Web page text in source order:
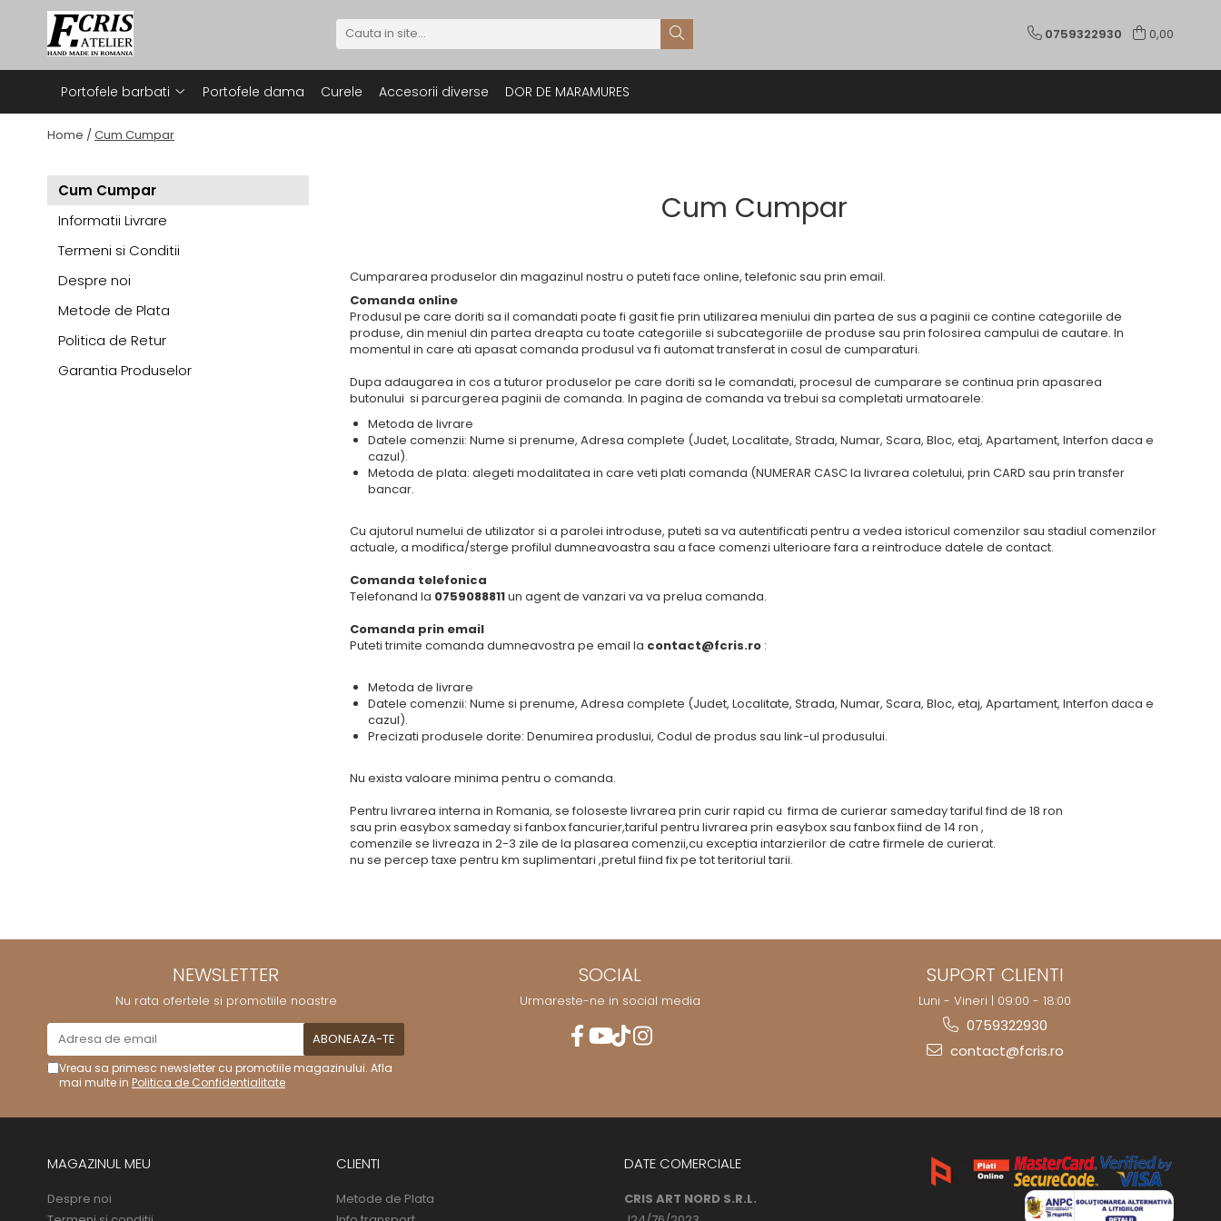
Portofele barbati
Portofele premium
Portofele casual
0759322930 0,00
Portofele barbati Portofele dama Curele Accesorii diverse DOR DE MARAMURES
Home /Cum Cumpar
Cum Cumpar
Cumpararea produselor din magazinul nostru o puteti face online, telefonic sau prin email.
Comanda online
Produsul pe care doriti sa il comandati poate fi gasit fie prin utilizarea meniului din partea de sus a paginii ce contine categoriile de
produse, din meniul din partea dreapta cu toate categoriile si subcategoriile de produse sau prin folosirea campului de cautare. In
momentul in care ati apasat comanda produsul va fi automat transferat in cosul de cumparaturi.
Dupa adaugarea in cos a tuturor produselor pe care doriti sa le comandati, procesul de cumparare se continua prin apasarea
butonului si parcurgerea paginii de comanda. In pagina de comanda va trebui sa completati urmatoarele:
Metoda de livrare
Datele comenzii: Nume si prenume, Adresa complete (Judet, Localitate, Strada, Numar, Scara, Bloc, etaj, Apartament, Interfon daca e
cazul).
Metoda de plata: alegeti modalitatea in care veti plati comanda (NUMERAR CASC la livrarea coletului, prin CARD sau prin transfer
bancar.
Cu ajutorul numelui de utilizator si a parolei introduse, puteti sa va autentificati pentru a vedea istoricul comenzilor sau stadiul comenzilor
actuale, a modifica/sterge profilul dumneavoastra sau a face comenzi ulterioare fara a reintroduce datele de contact.
Comanda telefonica
Telefonand la 0759088811un agent de vanzari va va prelua comanda.
Comanda prin email
Puteti trimite comanda dumneavostra pe email la contact@fcris.ro:
Metoda de livrare
Datele comenzii: Nume si prenume, Adresa complete (Judet, Localitate, Strada, Numar, Scara, Bloc, etaj, Apartament, Interfon daca e
cazul).
Precizati produsele dorite: Denumirea produslui, Codul de produs sau link-ul produsului.
Nu exista valoare minima pentru o comanda.
Pentru livrarea interna in Romania, se foloseste livrarea prin curir rapid cu firma de curierar sameday tariful find de 18 ron
sau prin easybox sameday si fanbox fancurier,tariful pentru livrarea prin easybox sau fanbox fiind de 14 ron ,
comenzile se livreaza in 2-3 zile de la plasarea comenzii,cu exceptia intarzierilor de catre firmele de curierat.
nu se percep taxe pentru km suplimentari ,pretul fiind fix pe tot teritoriul tarii.
Cum Cumpar
Informatii Livrare
Termeni si Conditii
Despre noi
Metode de Plata
Politica de Retur
Garantia Produselor
NEWSLETTER
Nu rata ofertele si promotiile noastre
Vreau sa primesc newsletter cu promotiile magazinului. Afla
mai multe in Politica de Confidentialitate
SOCIAL
Urmareste-ne in social media
SUPORT CLIENTI
Luni - Vineri | 09:00 - 18:00
0759322930
contact@fcris.ro
MAGAZINUL MEU
Despre noi
CLIENTI
Metode de Plata
DATE COMERCIALE
CRIS ART NORD S.R.L.